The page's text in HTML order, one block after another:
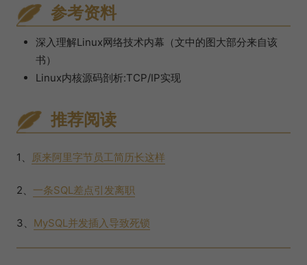
参考资料
深入理解Linux网络技术内幕（文中的图大部分来自该
书）
Linux内核源码剖析:TCP/IP实现
推荐阅读
1、 原来阿里字节员工简历长这样
2、 一条SQL差点引发离职
3、 MySQL并发插入导致死锁